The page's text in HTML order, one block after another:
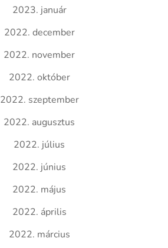
2023. január
2022. december
2022. november
2022. október
2022. szeptember
2022. augusztus
2022. július
2022. június
2022. május
2022. április
2022. március